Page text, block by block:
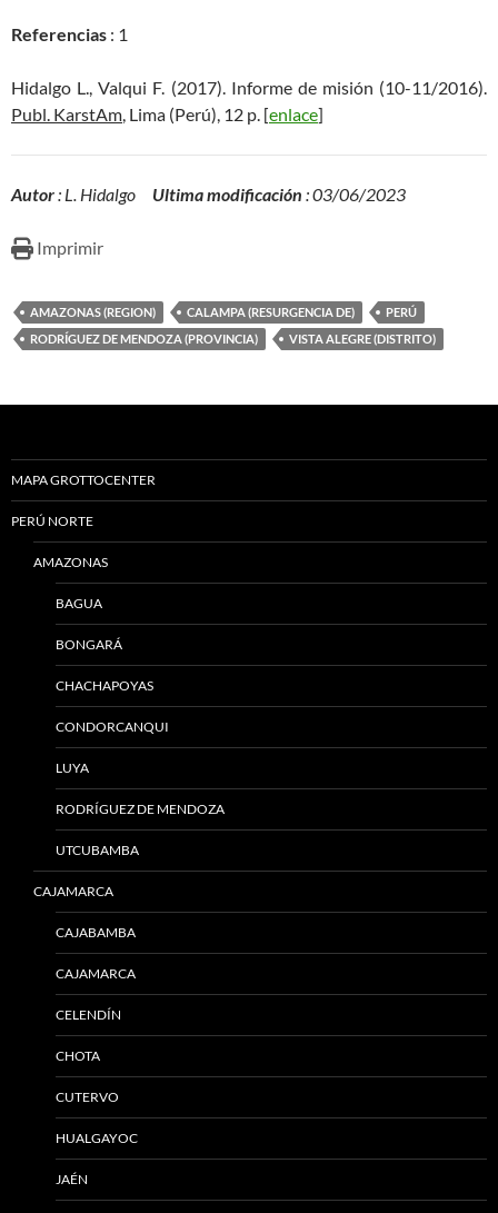
Referencias : 1
Hidalgo L., Valqui F. (2017). Informe de misión (10-11/2016).
Publ. KarstAm, Lima (Perú), 12 p. [enlace]
Autor: L. Hidalgo Ultima modificación : 03/06/2023
Imprimir
AMAZONAS (REGION) CALAMPA (RESURGENCIA DE)
PERÚ
RODRÍGUEZ DE MENDOZA (PROVINCIA)
VISTA ALEGRE (DISTRITO)
MAPA GROTTOCENTER
PERÚ NORTE
AMAZONAS
BAGUA
BONGARÁ
CHACHAPOYAS
CONDORCANQUI
LUYA
RODRÍGUEZ DE MENDOZA
UTCUBAMBA
CAJAMARCA
CAJABAMBA
CAJAMARCA
CELENDÍN
CHOTA
CUTERVO
HUALGAYOC
JAÉN